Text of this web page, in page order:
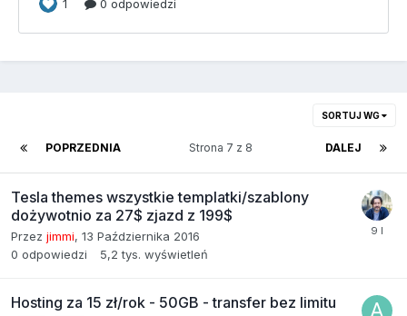
SORTUJ WG
POPRZEDNIA DALEJ
Strona 7 z 8
Tesla themes wszystkie templatki/szablony
dożywotnio za 27$ zjazd z 199$
Przez jimmi, 13 Października 2016
0 odpowiedzi 5,2 tys. wyświetleń
Hosting za 15 zł/rok - 50GB - transfer bez limitu